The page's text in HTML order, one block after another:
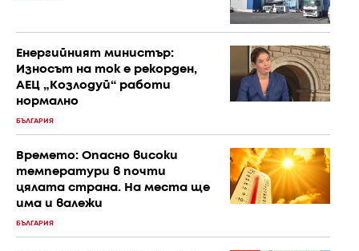
Енергийният министър:
Износът на ток е рекорден,
АЕЦ „Козлодуй“ работи
нормално
БЪЛГАРИЯ
Времето: Опасно високи
температури в почти
цялата страна. На места ще
има и валежи
БЪЛГАРИЯ